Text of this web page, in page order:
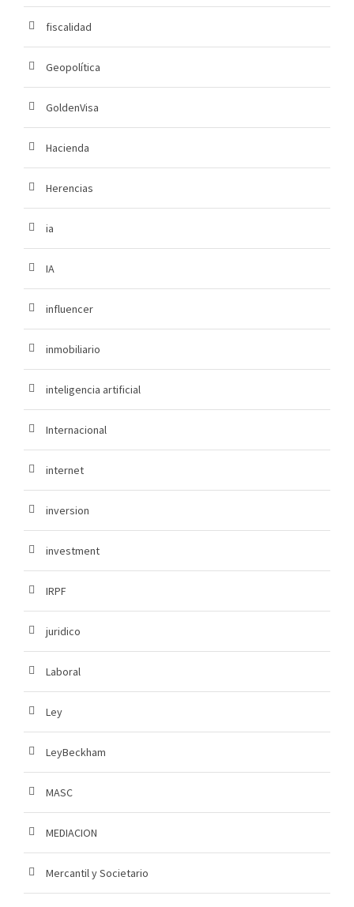
fiscalidad
Geopolítica
GoldenVisa
Hacienda
Herencias
ia
IA
influencer
inmobiliario
inteligencia artificial
Internacional
internet
inversion
investment
IRPF
juridico
Laboral
Ley
LeyBeckham
MASC
MEDIACION
Mercantil y Societario